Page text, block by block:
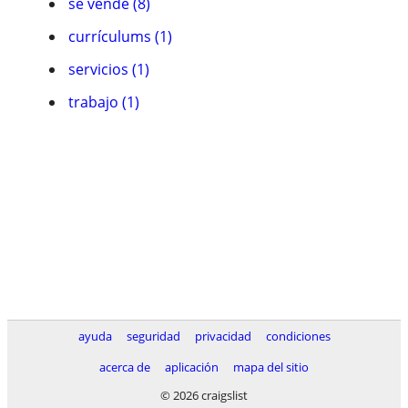
currículums (1)
servicios (1)
trabajo (1)
ayuda seguridad privacidad
condiciones
acerca de
aplicación
mapa del sitio
© 2026 craigslist